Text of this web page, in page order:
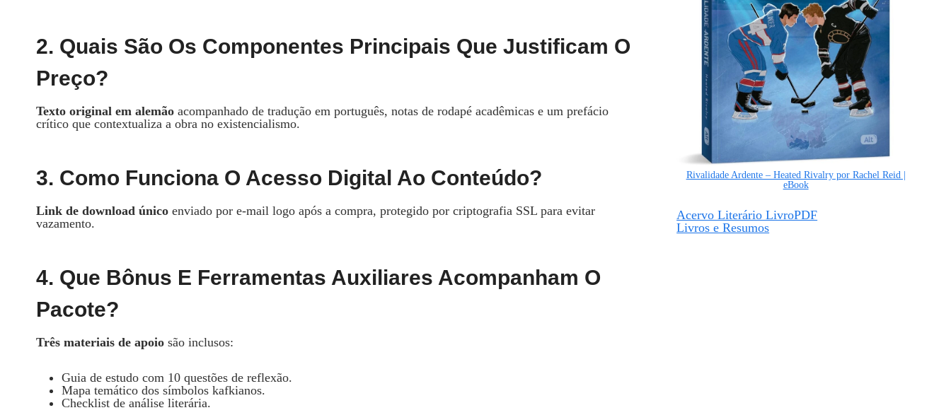
2. Quais São Os Componentes Principais Que Justificam O
Preço?
Texto original em alemão acompanhado de tradução em português, notas de rodapé acadêmicas e um prefácio
crítico que contextualiza a obra no existencialismo.
3. Como Funciona O Acesso Digital Ao Conteúdo?
Link de download único enviado por e‑mail logo após a compra, protegido por criptografia SSL para evitar
vazamento.
4. Que Bônus E Ferramentas Auxiliares Acompanham O
Pacote?
Três materiais de apoio são inclusos:
Guia de estudo com 10 questões de reflexão.
Mapa temático dos símbolos kafkianos.
Checklist de análise literária.
Rivalidade Ardente – Heated Rivalry por Rachel Reid |
eBook
Acervo Literário LivroPDF
Livros e Resumos